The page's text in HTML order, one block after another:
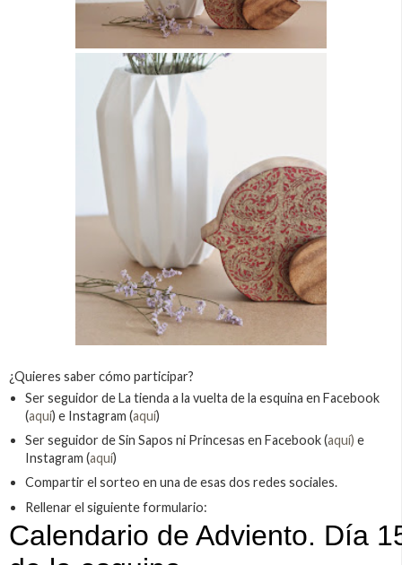
¿Quieres saber cómo participar?
Ser seguidor de La tienda a la vuelta de la esquina en Facebook
(aquí) e Instagram (aquí)
Ser seguidor de Sin Sapos ni Princesas en Facebook (aquí) e
Instagram (aquí)
Compartir el sorteo en una de esas dos redes sociales.
Rellenar el siguiente formulario: